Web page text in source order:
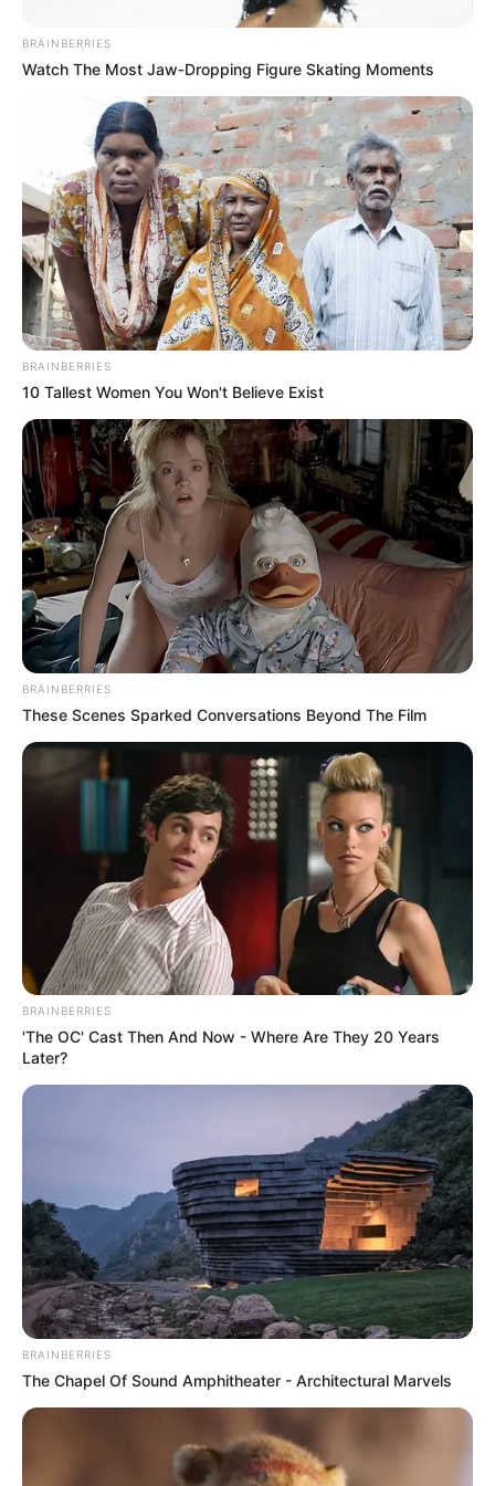
BRAINBERRIES
Watch The Most Jaw‑Dropping Figure Skating Moments
BRAINBERRIES
10 Tallest Women You Won't Believe Exist
BRAINBERRIES
These Scenes Sparked Conversations Beyond The Film
BRAINBERRIES
'The OC' Cast Then And Now - Where Are They 20 Years
Later?
BRAINBERRIES
The Chapel Of Sound Amphitheater - Architectural Marvels